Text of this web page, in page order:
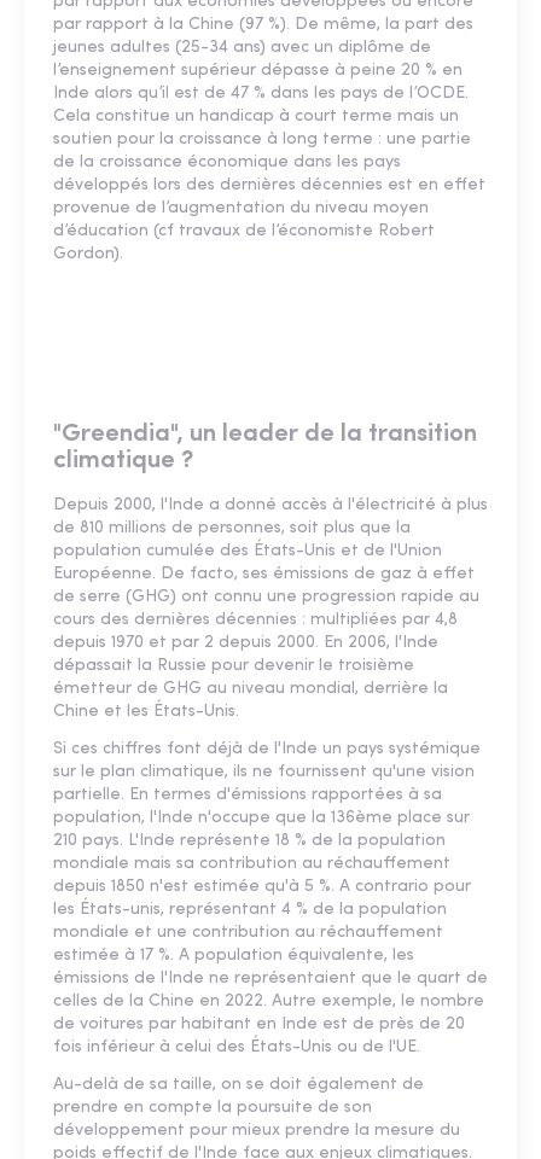
par rapport à la Chine (97 %). De même, la part des
jeunes adultes (25-34 ans) avec un diplôme de
l’enseignement supérieur dépasse à peine 20 % en
Inde alors qu’il est de 47 % dans les pays de l’OCDE.
Cela constitue un handicap à court terme mais un
soutien pour la croissance à long terme : une partie
de la croissance économique dans les pays
développés lors des dernières décennies est en effet
provenue de l’augmentation du niveau moyen
d’éducation (cf travaux de l’économiste Robert
Gordon).
"Greendia", un leader de la transition
climatique ?
Depuis 2000, l'Inde a donné accès à l'électricité à plus
de 810 millions de personnes, soit plus que la
population cumulée des États-Unis et de l'Union
Européenne. De facto, ses émissions de gaz à effet
de serre (GHG) ont connu une progression rapide au
cours des dernières décennies : multipliées par 4,8
depuis 1970 et par 2 depuis 2000. En 2006, l'Inde
dépassait la Russie pour devenir le troisième
émetteur de GHG au niveau mondial, derrière la
Chine et les États-Unis.
Si ces chiffres font déjà de l'Inde un pays systémique
sur le plan climatique, ils ne fournissent qu'une vision
partielle. En termes d'émissions rapportées à sa
population, l'Inde n'occupe que la 136ème place sur
210 pays. L'Inde représente 18 % de la population
mondiale mais sa contribution au réchauffement
depuis 1850 n'est estimée qu'à 5 %. A contrario pour
les États-unis, représentant 4 % de la population
mondiale et une contribution au réchauffement
estimée à 17 %. A population équivalente, les
émissions de l'Inde ne représentaient que le quart de
celles de la Chine en 2022. Autre exemple, le nombre
de voitures par habitant en Inde est de près de 20
fois inférieur à celui des États-Unis ou de l'UE.
Au-delà de sa taille, on se doit également de
prendre en compte la poursuite de son
développement pour mieux prendre la mesure du
poids effectif de l'Inde face aux enjeux climatiques.